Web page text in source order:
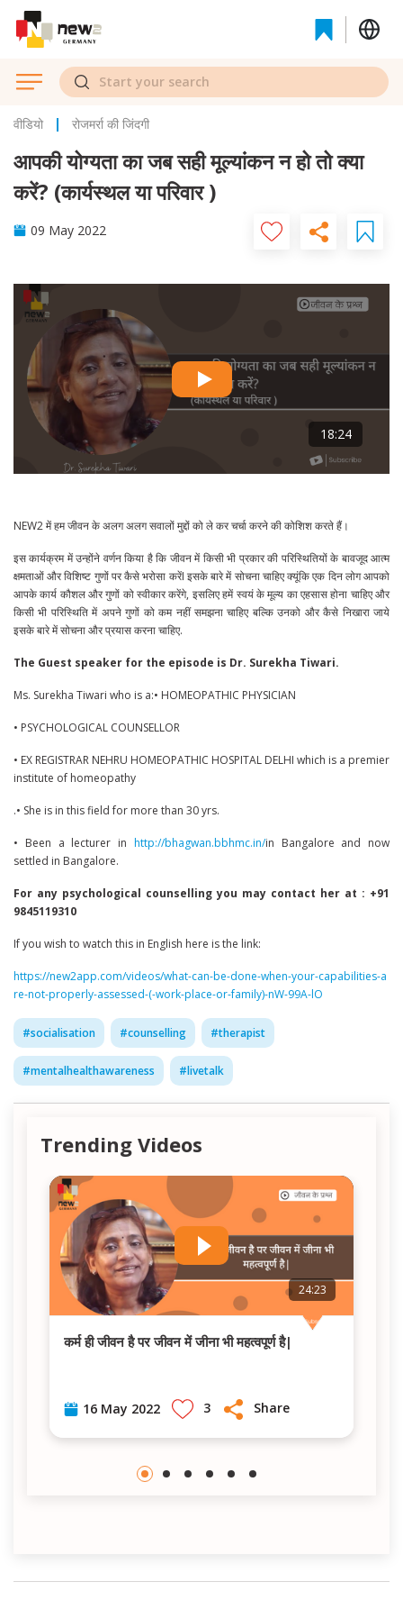
वीडियो रोजमर्रा की जिंदगी
आपकी योग्यता का जब सही मूल्यांकन न हो तो क्या
करें? (कार्यस्थल या परिवार )
09 May 2022
18:24
NEW2 में हम जीवन के अलग अलग सवालों मुद्दों को ले कर चर्चा करने की कोशिश करते हैं।
इस कार्यक्रम में उन्होंने वर्णन किया है कि जीवन में किसी भी प्रकार की परिस्थितियों के बावजूद आत्म
क्षमताओं और विशिष्ट गुणों पर कैसे भरोसा करेंI इसके बारे में सोचना चाहिए क्यूंकि एक दिन लोग आपको
आपके कार्य कौशल और गुणों को स्वीकार करेंगे, इसलिए हमें स्वयं के मूल्य का एहसास होना चाहिए और
किसी भी परिस्थिति में अपने गुणों को कम नहीं समझना चाहिए बल्कि उनको और कैसे निखारा जाये
इसके बारे में सोचना और प्रयास करना चाहिए.
The Guest speaker for the episode is Dr. Surekha Tiwari.
Ms. Surekha Tiwari who is a:• HOMEOPATHIC PHYSICIAN
• PSYCHOLOGICAL COUNSELLOR
• EX REGISTRAR NEHRU HOMEOPATHIC HOSPITAL DELHI which is a premier
institute of homeopathy
.• She is in this field for more than 30 yrs.
• Been a lecturer in http://bhagwan.bbhmc.in/in Bangalore and now
settled in Bangalore.
For any psychological counselling you may contact her at : +91
9845119310
If you wish to watch this in English here is the link:
https://new2app.com/videos/what-can-be-done-when-your-capabilities-a
re-not-properly-assessed-(-work-place-or-family)-nW-99A-lO
#socialisation #counselling #therapist
#mentalhealthawareness #livetalk
Trending Videos
24:23
कर्म ही जीवन है पर जीवन में जीना भी महत्वपूर्ण है|
16 May 2022 3 Share